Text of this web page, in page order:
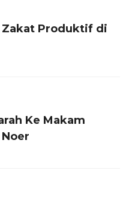
Zakat Produktif di
Ke Makam